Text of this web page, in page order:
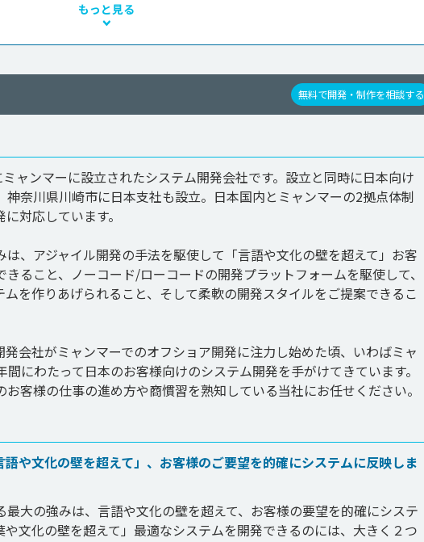
もっと見る
無料で開発・制作を相談する
ャンマーに設立されたシステム開発会社です。設立と同時に日本向け
奈川県川崎市に日本支社も設立。日本国内とミャンマーの2拠点体制
対応しています。
、アジャイル開発の手法を駆使して「言語や文化の壁を超えて」お客
ること、ノーコード/ローコードの開発プラットフォームを駆使して、
を作りあげられること、そして柔軟の開発スタイルをご提案できるこ
会社がミャンマーでのオフショア開発に注力し始めた頃、いわばミャ
にわたって日本のお客様向けのシステム開発を手がけてきています。
や文化の壁を超えて」、お客様のご要望を的確にシステムに反映しま
大の強みは、言語や文化の壁を超えて、お客様の要望を的確にシステ
文化の壁を超えて」最適なシステムを開発できるのには、大きく２つ